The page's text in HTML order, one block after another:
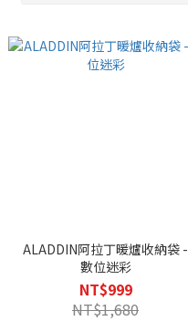
ALADDIN阿拉丁暖爐收納袋 -
數位迷彩
NT$999
NT$1,680